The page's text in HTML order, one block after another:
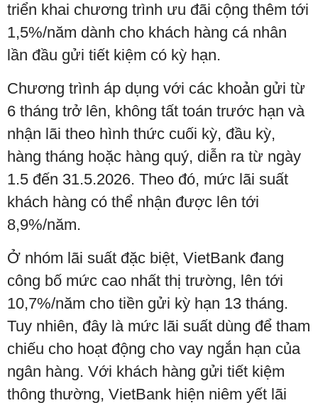
triển khai chương trình ưu đãi cộng thêm tới
1,5%/năm dành cho khách hàng cá nhân
lần đầu gửi tiết kiệm có kỳ hạn.
Chương trình áp dụng với các khoản gửi từ
6 tháng trở lên, không tất toán trước hạn và
nhận lãi theo hình thức cuối kỳ, đầu kỳ,
hàng tháng hoặc hàng quý, diễn ra từ ngày
1.5 đến 31.5.2026. Theo đó, mức lãi suất
khách hàng có thể nhận được lên tới
8,9%/năm.
Ở nhóm lãi suất đặc biệt, VietBank đang
công bố mức cao nhất thị trường, lên tới
10,7%/năm cho tiền gửi kỳ hạn 13 tháng.
Tuy nhiên, đây là mức lãi suất dùng để tham
chiếu cho hoạt động cho vay ngắn hạn của
ngân hàng. Với khách hàng gửi tiết kiệm
thông thường, VietBank hiện niêm yết lãi